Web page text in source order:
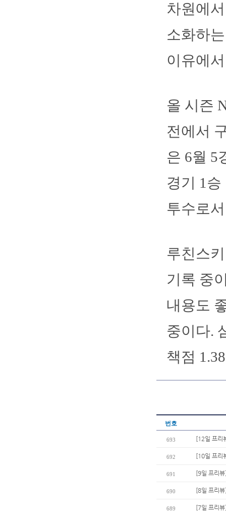
차원에
소화하
이유에
올 시즌
전에서
은 6월 5
경기 1
투수로
루친스
기록 중
내용도
중이다.
책점
번호
693 [12일 프리
692 [10일 프리
691 [9일 프리
690 [8일 프리
689 [7일 프리